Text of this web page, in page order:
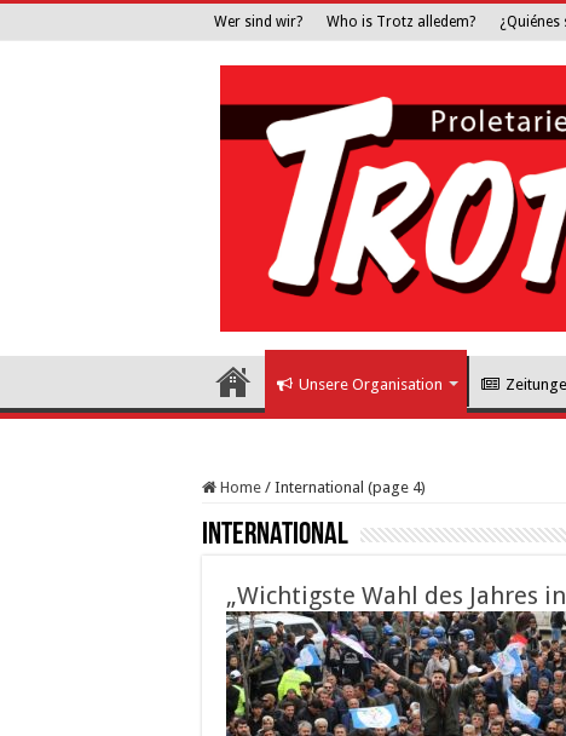
Wer sind wir? Who is Trotz alledem?
Unsere Organisation
Home / International (page 4)
International
„Wichtigste Wahl des Jahres